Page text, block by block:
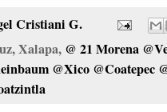
Cristiani G.
Xalapa, @ 21 Morena
@Xico